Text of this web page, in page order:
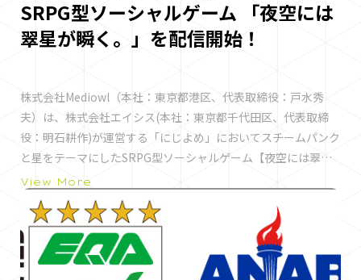
ト越えトラッキングを防ぐ」をOFFにしてからご利用くださ
い。 夜空には翠星が瞬く。とは ソーシャルゲームに、バトルに
任せるオートモードを実装しております。じっくり遊びたい人
向けにマニュアル操作モード、サクサク進めたい人向けのオー
トモード双方の遊び方が選べるソーシャルゲームとなっており
ます。 ストーリー 星霊との絆を紡ぐスターライトストーリー。
星の美少女達が操るロボ（アーク）を指揮して勝利を導き星の
加護をその手に運命を切り開く。 アルテミシア王国、天文
台……あなたはアーク隊の隊長となり、多くの星霊の美少女た
ちと絆を深めながらストーリーを進めていきます。 星の光を失
った敵《墜ちた星たち》を夜空へ還すべく、星霊たちの操るア
SRPG型ソーシャルゲーム 「夜空には
翠星が瞬く。」を配信開始！
株式会社Mediowl（本社：東京都港区、代表取締役：戸水秀
夫）は、株式会社エイシス(本社：東京都千代田区、代表取締
役：明石耕作)が運営する「にじよめ」においてスチームパンク
と星をテーマにしたSRPG型ソーシャルゲーム【夜空には翠星
が瞬く。】の配信を開始しました。 夜空には翠星が瞬く。とは
ソーシャルゲームに、バトルに戦略性の高いシミュレーション
RPGの要素を融合し、新たな操作体験ができます。また、AI機
能を搭載し、面倒な操作はAIに任せるオートモードを実装して
おります。じっくり遊びたい人向けにマニュアル操作モード、
View More